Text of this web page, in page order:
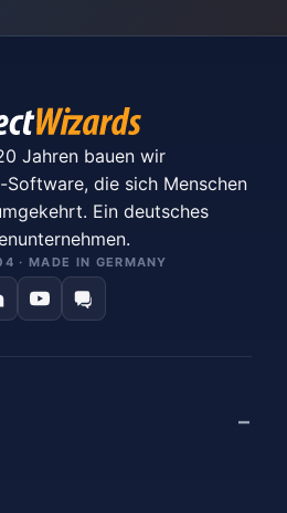
Jahren bauen wir
die sich Menschen
Ein deutsches
· MADE IN GERMANY